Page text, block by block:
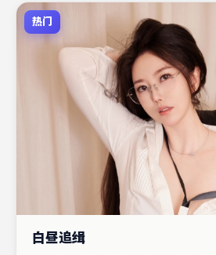
热门
白昼追缉